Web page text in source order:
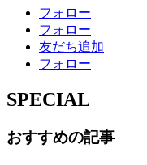
フォロー
フォロー
友だち追加
フォロー
SPECIAL
おすすめの記事